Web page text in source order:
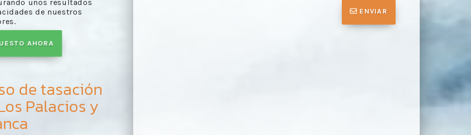
unos resultados
de nuestros
AHORA
de tasación
Palacios y
ENVIAR